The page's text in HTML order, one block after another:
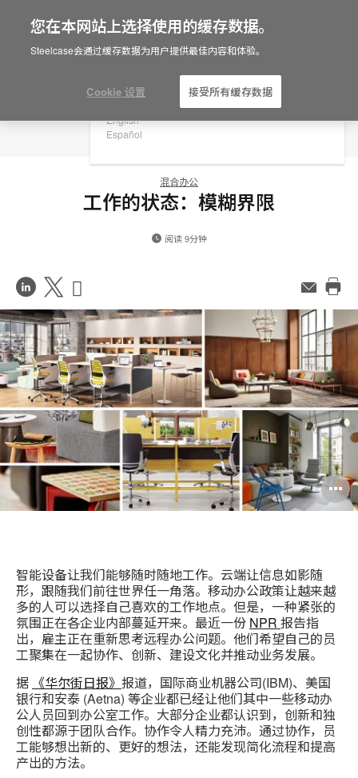
Are you in United States?
English
Español
混合办公
工作的状态：模糊界限
阅读 9分钟
在
LinkedIn
分
享
Share
on
Weibo
on
Little
Red
Book
邮
此
智能设备让我们能够随时随地工作。云端让信息如影随
形，跟随我们前往世界任一角落。移动办公政策让越来越
多的人可以选择自己喜欢的工作地点。但是，一种紧张的
氛围正在各企业内部蔓延开来。最近一份 NPR 报告指
出，雇主正在重新思考远程办公问题。他们希望自己的员
工聚集在一起协作、创新、建设文化并推动业务发展。
据 《华尔街日报》 报道，国际商业机器公司(IBM)、美国
银行和安泰 (Aetna) 等企业都已经让他们其中一些移动办
公人员回到办公室工作。大部分企业都认识到，创新和独
创性都源于团队合作。协作令人精力充沛。通过协作，员
工能够想出新的、更好的想法，还能发现简化流程和提高
产出的方法。
您在本网站上选择使用的缓存数据。
Steelcase会通过缓存数据为用户提供最佳内容和体验。
Cookie 设置 接受所有缓存数据